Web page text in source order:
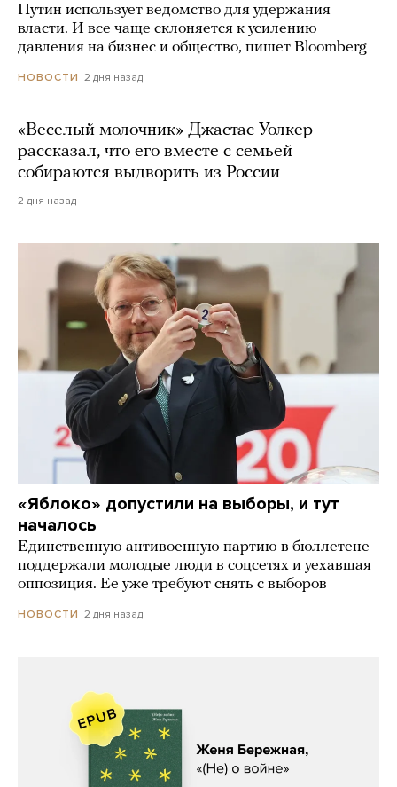
Путин использует ведомство для удержания
власти. И все чаще склоняется к усилению
давления на бизнес и общество, пишет Bloomberg
НОВОСТИ 2 дня назад
«Веселый молочник» Джастас Уолкер
рассказал, что его вместе с семьей
собираются выдворить из России
2 дня назад
«Яблоко» допустили на выборы, и тут
началось
Единственную антивоенную партию в бюллетене
поддержали молодые люди в соцсетях и уехавшая
оппозиция. Ее уже требуют снять с выборов
НОВОСТИ 2 дня назад